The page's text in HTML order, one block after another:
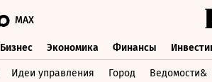
MAX
Бизнес Экономика Финансы
Идеи управления Город Ведомости&